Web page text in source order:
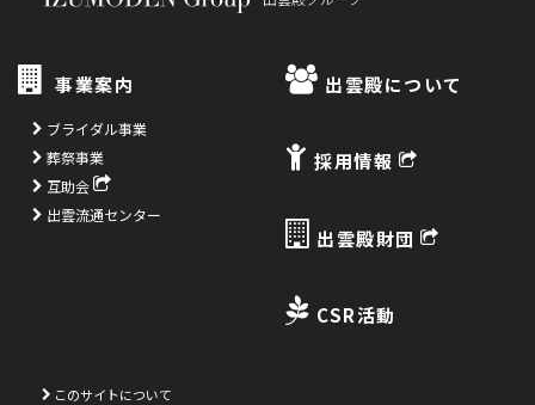
事業案内
ブライダル事業
葬祭事業
互助会
出雲流通センター
出雲殿について
採用情報
出雲殿財団
CSR活動
このサイトについて